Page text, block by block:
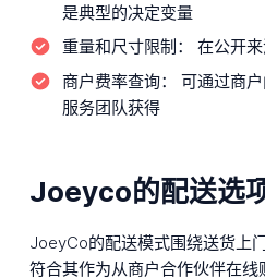
是典型的决定变量
重量和尺寸限制：
在公开
商户费率查询：
可通过商
服务团队获得
Joeyco的配送选
JoeyCo的配送模式围绕送货上
符合其作为从商户合作伙伴在